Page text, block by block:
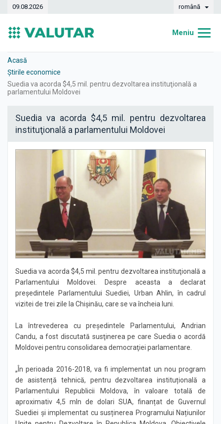
09.08.2026 română
Meniu
Curs valutar
Dinamica
Bănci
Case de schimb
Valute
Transferuri de bani
Acasă
Știrile economice
Suedia va acorda $4,5 mil. pentru dezvoltarea instituţională a
parlamentului Moldovei
Suedia va acorda $4,5 mil. pentru dezvoltarea
instituţională a parlamentului Moldovei
Suedia va acorda $4,5 mil. pentru dezvoltarea instituţională a
Parlamentului Moldovei. Despre aceasta a declarat
președintele Parlamentului Suediei, Urban Ahlin, în cadrul
vizitei de trei zile la Chişinău, care se va încheia luni.
La întrevederea cu președintele Parlamentului, Andrian
Candu, a fost discutată susţinerea pe care Suedia o acordă
Moldovei pentru consolidarea democraţiei parlamentare.
„În perioada 2016-2018, va fi implementat un nou program
de asistență tehnică, pentru dezvoltarea instituțională a
Parlamentului Republicii Moldova, în valoare totală de
aproximativ 4,5 mln de dolari SUA, finanțat de Guvernul
Suediei și implementat cu susținerea Programului Națiunilor